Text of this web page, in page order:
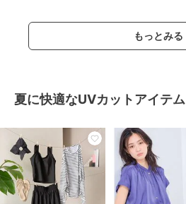
もっとみる
夏に快適なUVカットアイテム